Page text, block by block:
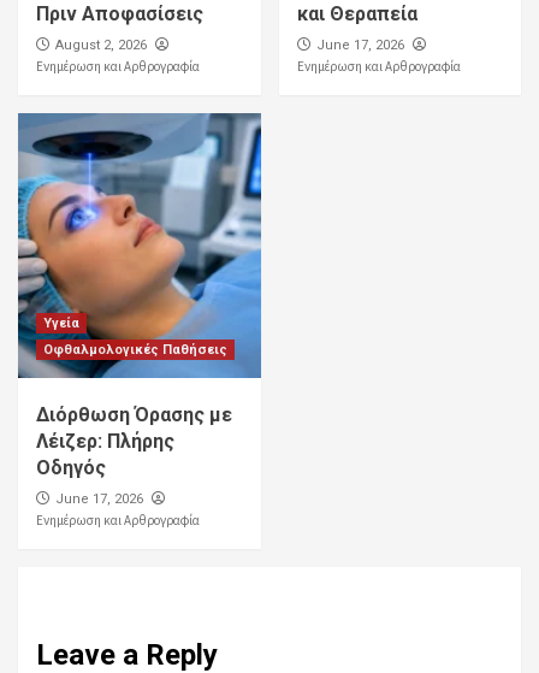
Πριν Αποφασίσεις
August 2, 2026
Ενημέρωση και Αρθρογραφία
και Θεραπεία
June 17, 2026
Ενημέρωση και Αρθρογραφία
Υγεία
Οφθαλμολογικές Παθήσεις
Διόρθωση Όρασης με
Λέιζερ: Πλήρης
Οδηγός
June 17, 2026
Ενημέρωση και Αρθρογραφία
Leave a Reply